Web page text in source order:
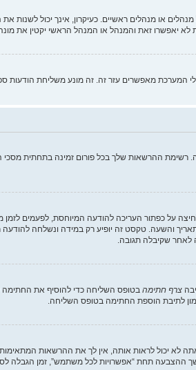
מנהלים ראשיים. כעיקרון, אינך יכול לשנות את
יאפשרו זאת והמנהל או המנהל הראשי יקטין את
המערכת מאפשרים עזר זה. זה מונע משליחת הודעות
ההרשאות שלך בכל פורום זמינה בתחתית מסכי
על כפתור העריכה להודעה המיוחסת, לפעמים
טקסט זה יופיע רק במידה ונשלחה להודעה
לאחר שקיבלה תגובה.
צרף חתימה בטופס השליחה כדי להוסיף את החתימה
לתיבת הוספת החתימה בטופס השליחה.
יכול לראות אותה, אין לך את ההרשאות